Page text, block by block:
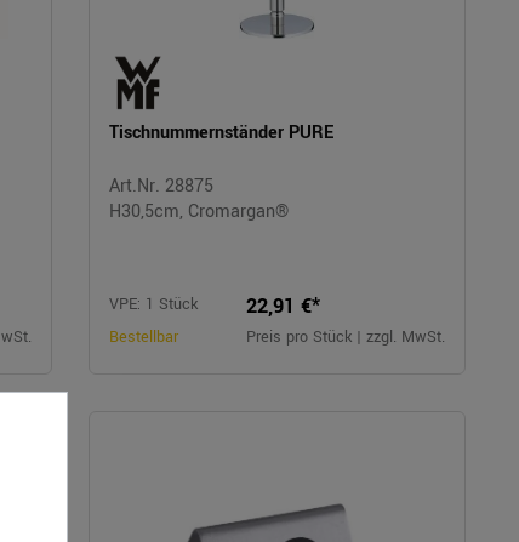
Tischnummernständer PURE
Art.Nr. 28875
H30,5cm, Cromargan®
VPE: 1 Stück
Bestellbar
22,91 €*
Preis pro Stück | zzgl. MwSt.